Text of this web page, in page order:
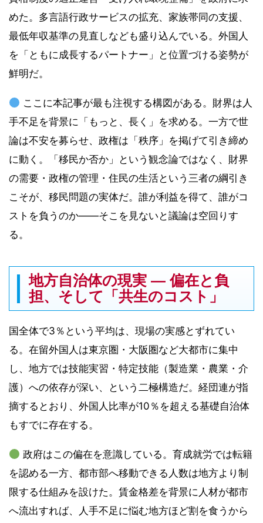
めた。多言語行政サービスの拡充、家族帯同の支援、
最低年収基準の見直しなども盛り込んでいる。外国人
を「ともに成長するパートナー」と位置づける姿勢が
鮮明だ。
ここに本記事が最も注視する構図がある。財界は人
手不足を背景に「もっと、長く」を求める。一方で世
論は不安を募らせ、政権は「秩序」を掲げて引き締め
に動く。「移民か否か」という観念論ではなく、財界
の需要・政権の管理・住民の生活という三者の綱引き
こそが、移民問題の実体だ。誰が利益を得て、誰がコ
ストを負うのか――そこを見ないと議論は空回りす
る。
地方自治体の現実 ― 偏在と負
担、そして「共生のコスト」
国全体で3％という平均は、現場の実感とずれてい
る。在留外国人は東京圏・大阪圏など大都市に集中
し、地方では技能実習・特定技能（製造業・農業・介
護）への依存が深い、という二極構造だ。経団連が指
摘するとおり、外国人比率が10％を超える基礎自治体
もすでに存在する。
政府はこの偏在を意識している。育成就労では転籍
を認める一方、都市部へ移動できる人数は地方より制
限する仕組みを設けた。賃金格差を背景に人材が都市
へ流出すれば、人手不足に悩む地方ほど割を食うから